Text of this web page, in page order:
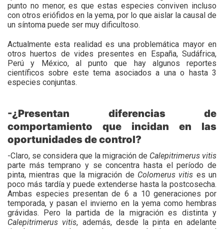
punto no menor, es que estas especies conviven incluso
con otros eriófidos en la yema, por lo que aislar la causal de
un síntoma puede ser muy dificultoso.
Actualmente esta realidad es una problemática mayor en
otros huertos de vides presentes en España, Sudáfrica,
Perú y México, al punto que hay algunos reportes
científicos sobre este tema asociados a una o hasta 3
especies conjuntas.
-¿Presentan diferencias de
comportamiento que incidan en las
oportunidades de control?
-Claro, se considera que la migración de Calepitrimerus vitis
parte más temprano y se concentra hasta el período de
pinta, mientras que la migración de Colomerus vitis es un
poco más tardía y puede extenderse hasta la postcosecha.
Ambas especies presentan de 6 a 10 generaciones por
temporada, y pasan el invierno en la yema como hembras
grávidas. Pero la partida de la migración es distinta y
Calepitrimerus vitis, además, desde la pinta en adelante